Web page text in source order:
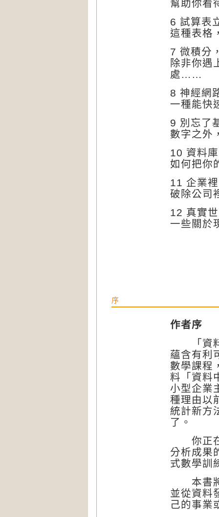
幫助你看
6 試算表
這種表格
7 微積分
除非你遇
處……
8 神經網
一種能快
9 別忘了
數字之外
10 資料
如何把你
11 企業
破除公司
12 真實
一些關於
序
作者序
「資料
蘊含有利
數學課程
料「資料
小型企業
種理由以
統計新方
了。
你正在
分析成果
式數學訓
本書將
並從資料
己的事業